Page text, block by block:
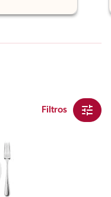
Filtros